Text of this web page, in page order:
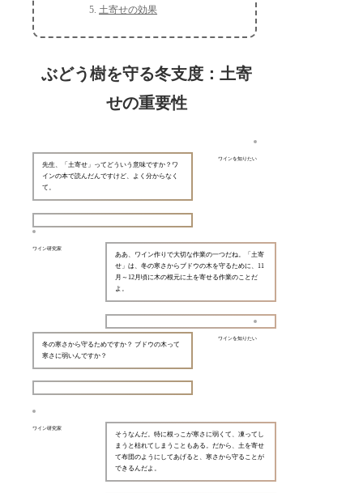
土寄せの効果
ぶどう樹を守る冬支度：土寄
せの重要性
ワインを知りたい
先生、「土寄せ」ってどういう意味ですか？ワ
インの本で読んだんですけど、よく分からなく
て。
ワイン研究家
ああ、ワイン作りで大切な作業の一つだね。「土寄
せ」は、冬の寒さからブドウの木を守るために、11
月～12月頃に木の根元に土を寄せる作業のことだ
よ。
ワインを知りたい
冬の寒さから守るためですか？ ブドウの木って
寒さに弱いんですか？
ワイン研究家
そうなんだ。特に根っこが寒さに弱くて、凍ってし
まうと枯れてしまうこともある。だから、土を寄せ
て布団のようにしてあげると、寒さから守ることが
できるんだよ。